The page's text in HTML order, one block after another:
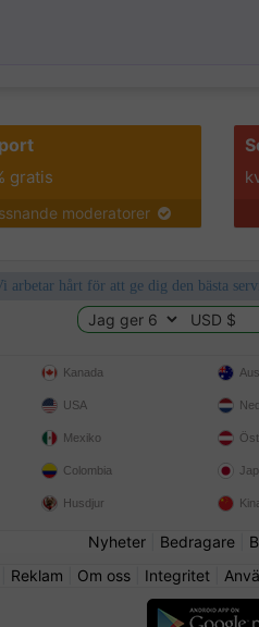
gratis
moderatorer
arbetar hårt för att ge dig den bästa
Kanada
USA
Mexiko
Colombia
Husdjur
Nyheter| Bedragare|
Reklam Om oss Integritet